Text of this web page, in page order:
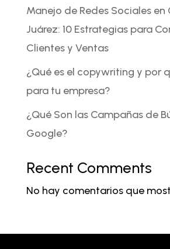
Manejo de Redes Sociales en
Juárez: 10 Estrategias para
Clientes y Ventas
¿Qué es el copywriting y por
para tu empresa?
¿Qué Son las Campañas de
Google?
Recent Comments
No hay comentarios que